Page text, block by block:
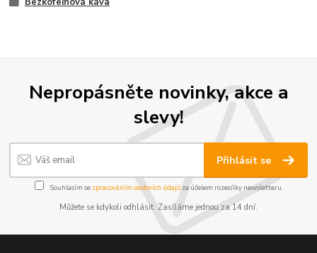
Nepropásněte novinky, akce a
slevy!
Přihlásit se
Souhlasím se zpracováním osobních údajůza účelem rozesílky newsletteru.
Můžete se kdykoli odhlásit. Zasíláme jednou za 14 dní.